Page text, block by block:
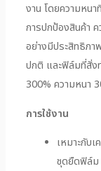
งาน โดยความหน
การปกป้องสินค้า
อย่างมีประสิทธิภ
ปกติ และฟิล์มที่สั่ง
300% ความหนา
การใช้งาน
เหมาะกับ
ชุดยืดฟิล์